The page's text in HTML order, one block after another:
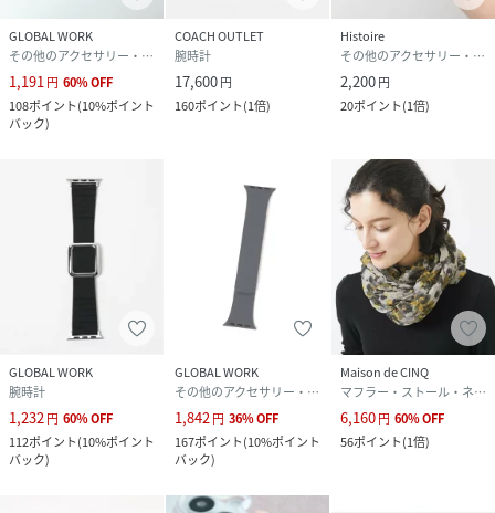
GLOBAL WORK
その他のアクセサリー・腕時計
1,191 円 60%OFF
108ポイント(10%ポイント
バック)
COACH OUTLET
腕時計
17,600円
160ポイント(1倍)
Histoire
その他のアクセサリー・腕時計
2,200円
20ポイント(1倍)
GLOBAL WORK
腕時計
1,232円 60%OFF
112ポイント(10%ポイント
バック)
GLOBAL WORK
その他のアクセサリー・腕時計
1,842円 36%OFF
167ポイント(10%ポイント
バック)
Maison de CINQ
マフラー・ストール・ネックウォーマー
6,160円 60%OFF
56ポイント(1倍)